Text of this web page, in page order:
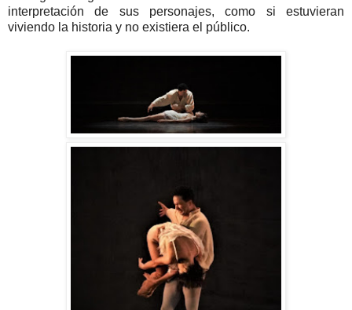
interpretación de sus personajes, como si estuvieran
viviendo la historia y no existiera el público.